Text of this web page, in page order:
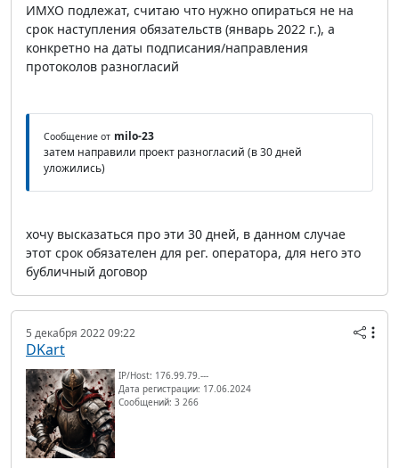
ИМХО подлежат, считаю что нужно опираться не на
срок наступления обязательств (январь 2022 г.), а
конкретно на даты подписания/направления
протоколов разногласий
Сообщение от milo-23
затем направили проект разногласий (в 30 дней
уложились)
хочу высказаться про эти 30 дней, в данном случае
этот срок обязателен для рег. оператора, для него это
бубличный договор
5 декабря 2022 09:22
DKart
IP/Host: 176.99.79.---
Дата регистрации: 17.06.2024
Сообщений: 3 266